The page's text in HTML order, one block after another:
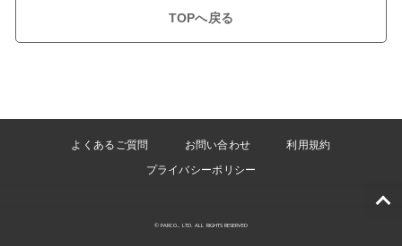
TOPへ戻る
よくあるご質問 お問い合わせ
利用規約
プライバシーポリシー
© PARCO., LTD. ALL RIGHTS RESERVED